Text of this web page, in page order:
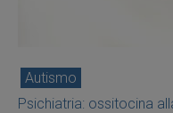
Autismo
Psichiatria: ossitocina